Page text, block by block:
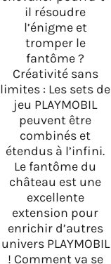
il résoudre
l’énigme et
tromper le
fantôme ?
Créativité sans
limites : Les sets de
jeu PLAYMOBIL
peuvent être
combinés et
étendus à l’infini.
Le fantôme du
château est une
excellente
extension pour
enrichir d’autres
univers PLAYMOBIL
! Comment va se